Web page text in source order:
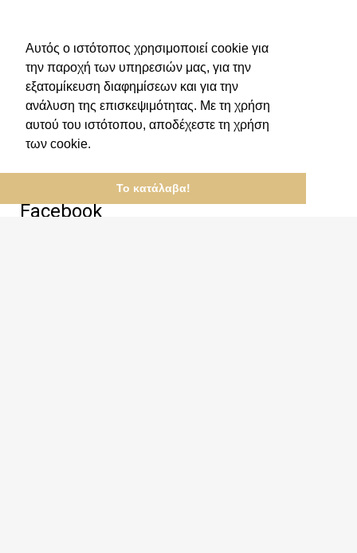
Αυτός ο ιστότοπος χρησιμοποιεί cookie για
την παροχή των υπηρεσιών μας, για την
εξατομίκευση διαφημίσεων και για την
ανάλυση της επισκεψιμότητας. Με τη χρήση
αυτού του ιστότοπου, αποδέχεστε τη χρήση
των cookie.
Το κατάλαβα!
ΕΠΙΚΟΙΝΩΝΙΑ
ΠΟΛΙΤΙΚΗ ΠΡΟΣΤΑΣΙΑΣ ΔΕΔΟΜΕΝΩΝ
ΔΗΛΩΣΗ ΓΙΑ ΠΡΟΣΩΠΙΚΑ ΔΕΔΟΜΕΝΑ
ΑΝΑΛΥΣΗ COOKIES ΙΣΤΟΤΟΠΟΥ
Facebook